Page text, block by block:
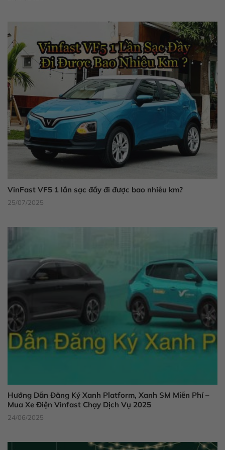
VinFast VF5 1 lần sạc đầy đi được bao nhiêu km?
25/07/2025
Hướng Dẫn Đăng Ký Xanh Platform, Xanh SM Miễn Phí –
Mua Xe Điện Vinfast Chạy Dịch Vụ 2025
24/06/2025